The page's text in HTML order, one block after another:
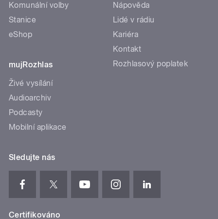
Komunální volby
Stanice
eShop
mujRozhlas
Živé vysílání
Audioarchiv
Podcasty
Mobilní aplikace
Nápověda
Lidé v rádiu
Kariéra
Kontakt
Rozhlasový poplatek
Sledujte nás
Certifikováno